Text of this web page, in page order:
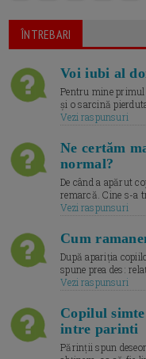
ÎNTREBARI
Voi iubi al
Pentru mine
și o sarcină
Vezi raspunsuri
Ne certăm
normal?
De când a apărut
remarcă. Cine s-a
Vezi raspunsuri
Cum
După apariția
spune prea des:
Vezi raspunsuri
Copilul
intre parinti
Părinții spun